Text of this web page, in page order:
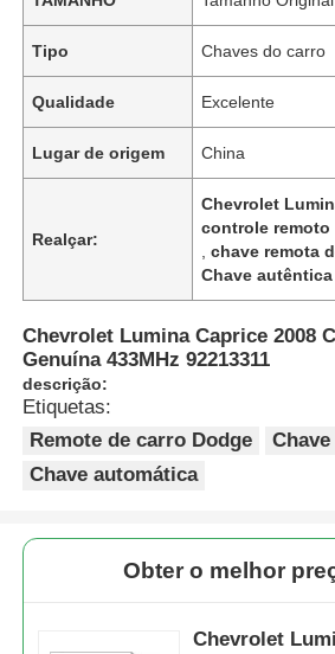
Tipo Chaves do carro
Qualidade Excelente
Lugar de origem China
Realçar:
Chevrolet
controle remoto
,chave remota
Chave
Chevrolet Lumina Caprice 2008
Genuína 433MHz 92213311
descrição:
Etiquetas:
Remote de carro Dodge
Chave automática
Obter o melhor
Chevrolet